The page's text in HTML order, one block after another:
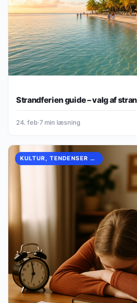
Strandferien guide – valg af
24. feb·7 min læsning
KULTUR, TENDENSER & OPLEVELSER